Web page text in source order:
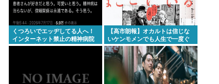
くつろいでエッヂしてる人へ！
インターネット禁止の精神病院
に20年以上入院してる人もいる
【高市朗報】オカルトは信じな
いケンモメンでも人生で一度ぐ
らい"超自然的な体験"した事あ
るんだろ？？